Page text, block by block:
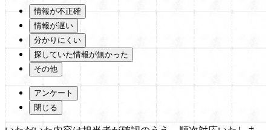
情報が不正確
情報が遅い
分かりにくい
探していた情報が無かった
その他
アンケート
閉じる